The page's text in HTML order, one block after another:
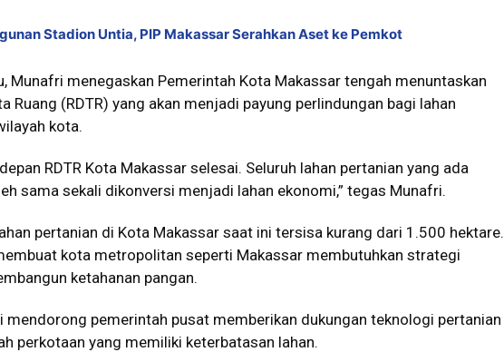
Stadion Untia, PIP Makassar Serahkan Aset ke Pemkot
Munafri menegaskan Pemerintah Kota Makassar tengah menuntaskan
Ruang (RDTR) yang akan menjadi payung perlindungan bagi lahan
kota.
RDTR Kota Makassar selesai. Seluruh lahan pertanian yang ada
sama sekali dikonversi menjadi lahan ekonomi,” tegas Munafri.
pertanian di Kota Makassar saat ini tersisa kurang dari 1.500 hektare.
kota metropolitan seperti Makassar membutuhkan strategi
ketahanan pangan.
mendorong pemerintah pusat memberikan dukungan teknologi pertanian
perkotaan yang memiliki keterbatasan lahan.